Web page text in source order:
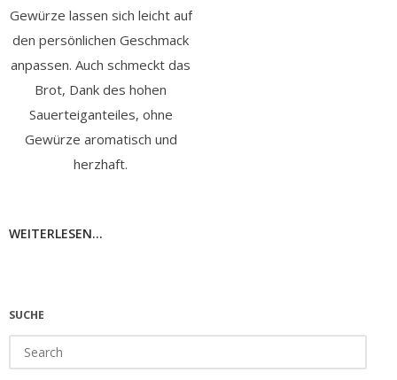
Gewürze lassen sich leicht auf
den persönlichen Geschmack
anpassen. Auch schmeckt das
Brot, Dank des hohen
Sauerteiganteiles, ohne
Gewürze aromatisch und
herzhaft.
WEITERLESEN...
SUCHE
for: